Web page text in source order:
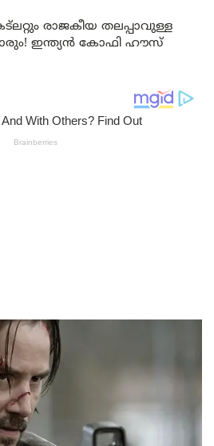
കട്‌ലറ്റും രാജകീയ തലപ്പാവുള്ള
ഇന്ത്യൻ കോഫി ഹൗസ്